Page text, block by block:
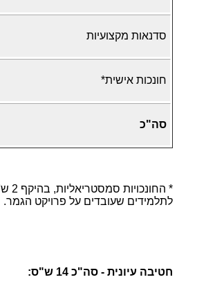
סדנאות מקצועיות
חונכות אישית*
סה"כ
*
לתלמידים שעובדים על פרויקט הגמר.
חטיבה עיונית - סה"כ 14 ש"ס: